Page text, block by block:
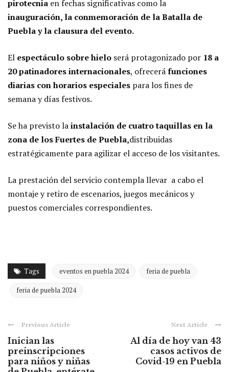
pirotecnia en fechas significativas como la
inauguración, la conmemoración de la Batalla de
Puebla y la clausura del evento.
El espectáculo sobre hielo será protagonizado por 18 a
20 patinadores internacionales, ofreceráfunciones
diarias con horarios especiales para los fines de
semana y días festivos.
Se ha previsto lainstalación de cuatro taquillas en la
zona de los Fuertes de Puebla,distribuidas
estratégicamente para agilizar el acceso de los visitantes.
La prestación del servicio contempla llevar a cabo el
montaje y retiro de escenarios, juegos mecánicos y
puestos comerciales correspondientes.
Tags eventos en puebla 2024 feria de puebla
feria de puebla 2024
Previous Article
Inician las
preinscripciones
para niños y niñas
Next Article
Al día de hoy van 43
casos activos de
Covid-19 en Puebla